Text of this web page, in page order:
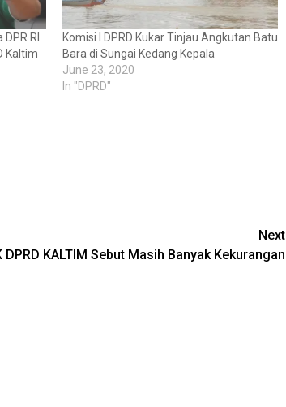
RI
Kaltim
Komisi I DPRD Kukar Tinjau Angkutan Batu
Bara di Sungai Kedang Kepala
June 23, 2020
In "DPRD"
Next
DPRD KALTIM Sebut Masih Banyak Kekurangan